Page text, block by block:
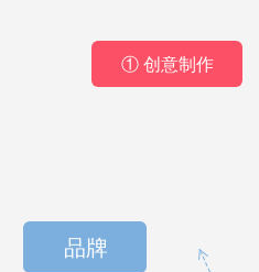
① 创意制作
品牌